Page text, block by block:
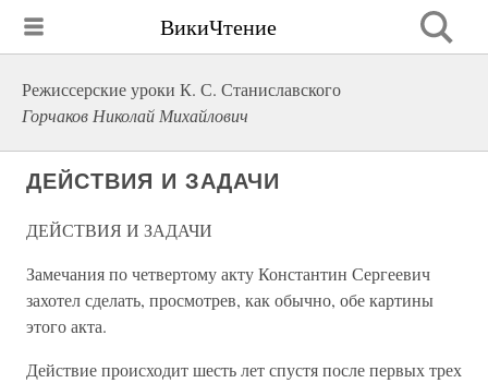
ВикиЧтение
Режиссерские уроки К. С. Станиславского
Горчаков Николай Михайлович
ДЕЙСТВИЯ И ЗАДАЧИ
ДЕЙСТВИЯ И ЗАДАЧИ
Замечания по четвертому акту Константин Сергеевич
захотел сделать, просмотрев, как обычно, обе картины
этого акта.
Действие происходит шесть лет спустя после первых трех